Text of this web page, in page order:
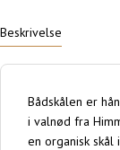
Beskrivelse
Bådskålen er
i valnød fra
en organisk